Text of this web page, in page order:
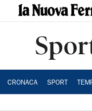
CRONACA SPORT